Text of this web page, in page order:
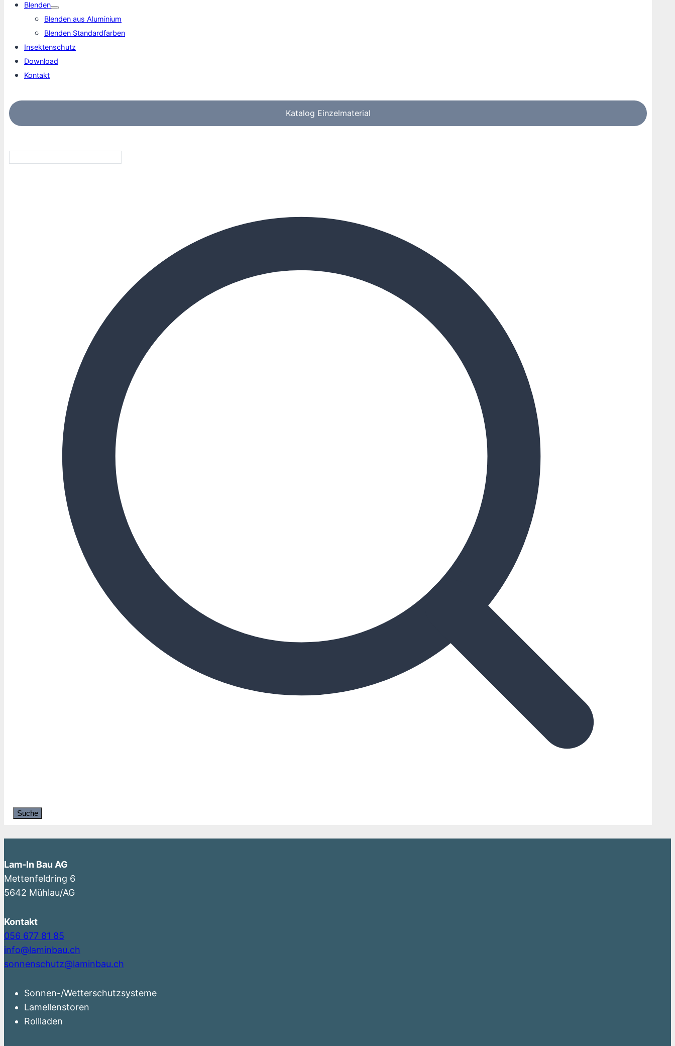
Blenden
Blenden aus Aluminium
Blenden Standardfarben
Insektenschutz
Download
Kontakt
Katalog Einzelmaterial
Suche
Lam-In Bau AG
Mettenfeldring 6
5642 Mühlau/AG
Kontakt
056 677 81 85
info@laminbau.ch
sonnenschutz@laminbau.ch
Sonnen-/Wetterschutzsysteme
Lamellenstoren
Rollladen